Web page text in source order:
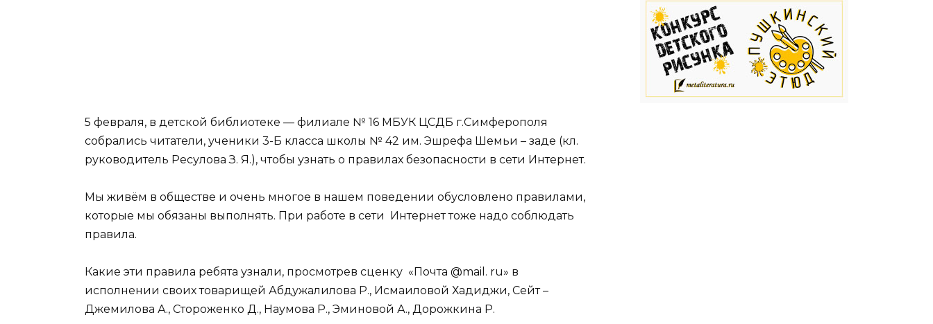
5 февраля, в детской библиотеке — филиале № 16 МБУК ЦСДБ г.Симферополя
собрались читатели, ученики 3-Б класса школы № 42 им. Эшрефа Шемьи – заде (кл.
руководитель Ресулова З. Я.), чтобы узнать о правилах безопасности в сети Интернет.
Мы живём в обществе и очень многое в нашем поведении обусловлено правилами,
которые мы обязаны выполнять. При работе в сети Интернет тоже надо соблюдать
правила.
Какие эти правила ребята узнали, просмотрев сценку «Почта @mail. ru» в
исполнении своих товарищей Абдужалилова Р., Исмаиловой Хадиджи, Сейт –
Джемилова А., Стороженко Д., Наумова Р., Эминовой А., Дорожкина Р.